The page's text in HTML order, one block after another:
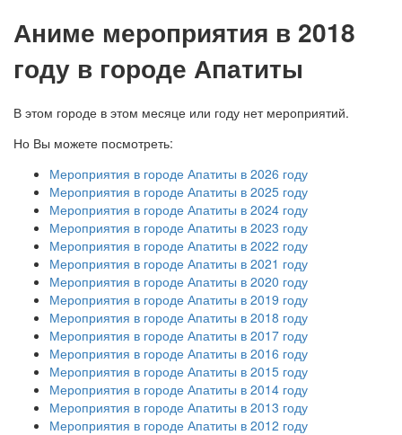
Аниме мероприятия в 2018
году в городе Апатиты
В этом городе в этом месяце или году нет мероприятий.
Но Вы можете посмотреть:
Мероприятия в городе Апатиты в 2026 году
Мероприятия в городе Апатиты в 2025 году
Мероприятия в городе Апатиты в 2024 году
Мероприятия в городе Апатиты в 2023 году
Мероприятия в городе Апатиты в 2022 году
Мероприятия в городе Апатиты в 2021 году
Мероприятия в городе Апатиты в 2020 году
Мероприятия в городе Апатиты в 2019 году
Мероприятия в городе Апатиты в 2018 году
Мероприятия в городе Апатиты в 2017 году
Мероприятия в городе Апатиты в 2016 году
Мероприятия в городе Апатиты в 2015 году
Мероприятия в городе Апатиты в 2014 году
Мероприятия в городе Апатиты в 2013 году
Мероприятия в городе Апатиты в 2012 году